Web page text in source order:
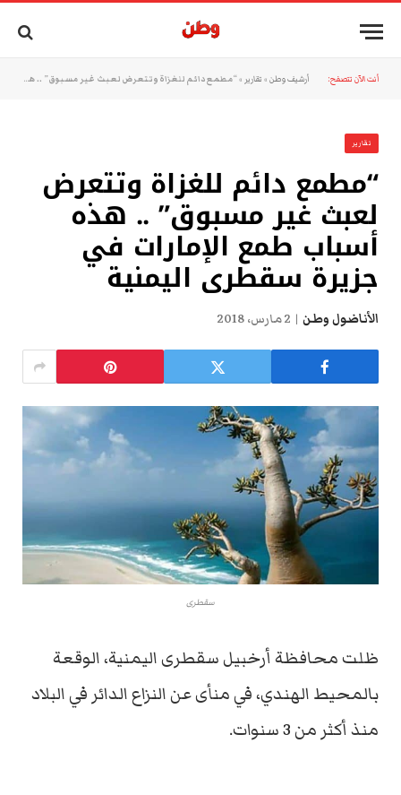
أنت الآن تتصفح: أرشيف وطن » تقارير »“مطمع دائم للغزاة وتتعرض لعبث غير مسبوق” .. هذه أسباب طمع الإمارات في جزيرة سقطرى اليمنية
تقارير
“مطمع دائم للغزاة وتتعرض
لعبث غير مسبوق” .. هذه
أسباب طمع الإمارات في
جزيرة سقطرى اليمنية
الأناضول وطن 2 مارس، 2018
سقطرى
ظلت محافظة أرخبيل سقطرى اليمنية، الوقعة
بالمحيط الهندي، في منأى عن النزاع الدائر في البلاد
منذ أكثر من 3 سنوات.